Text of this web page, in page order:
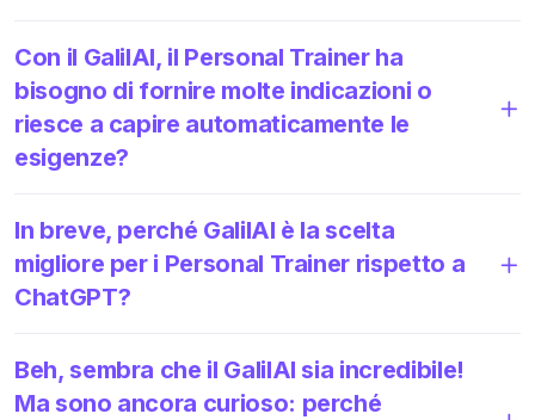
Con il GalilAI, il Personal Trainer ha
bisogno di fornire molte indicazioni o
riesce a capire automaticamente le
esigenze?
In breve, perché GalilAI è la scelta
migliore per i Personal Trainer rispetto a
ChatGPT?
Beh, sembra che il GalilAI sia incredibile!
Ma sono ancora curioso: perché